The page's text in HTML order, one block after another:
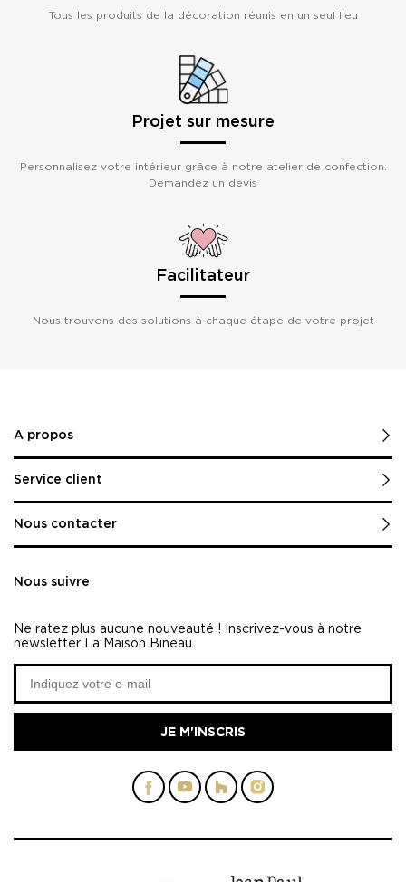
Tous les produits de la décoration réunis en un seul lieu
Projet sur mesure
Personnalisez votre intérieur grâce à notre atelier de confection.
Demandez un devis
Facilitateur
Nous trouvons des solutions à chaque étape de votre projet
A propos
Service client
Nous contacter
Nous suivre
Ne ratez plus aucune nouveauté ! Inscrivez-vous à notre
newsletter La Maison Bineau
JE M'INSCRIS